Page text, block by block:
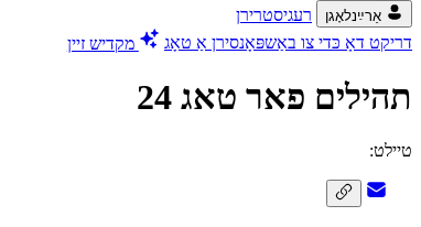
אַרײַנלאָגן
רעגיסטרירן
דריקט דאָ כּדי צו באַשפּאָנסירן אַ טאָג
מקדיש זיין
תהילים פאר טאג 24
טיילט: